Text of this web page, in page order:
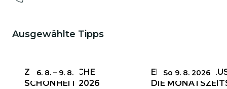
Ausgewählte Tipps
6. 8. – 9. 8.
ZERBRECHLICHE
SCHÖNHEIT 2026
So 9. 8. 2026
DIE